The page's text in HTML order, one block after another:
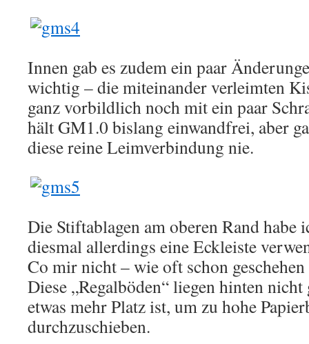
Innen gab es zudem ein paar
wichtig – die miteinander verleimten
ganz vorbildlich noch mit ein paar
hält GM1.0 bislang einwandfrei, aber
diese reine Leimverbindung nie.
Die Stiftablagen am oberen Rand habe
diesmal allerdings eine Eckleiste
Co mir nicht – wie oft schon
Diese „Regalböden“ liegen hinten
etwas mehr Platz ist, um zu hohe
durchzuschieben.